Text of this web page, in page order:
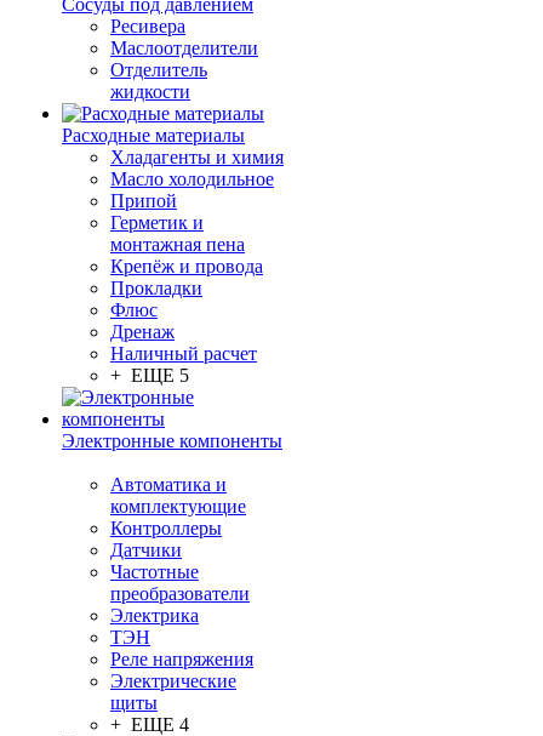
Сосуды под давлением
Ресивера
Маслоотделители
Отделитель
жидкости
Расходные материалы
Хладагенты и химия
Масло холодильное
Припой
Герметик и
монтажная пена
Крепёж и провода
Прокладки
Флюс
Дренаж
Наличный расчет
+ ЕЩЕ 5
Электронные компоненты
Автоматика и
комплектующие
Контроллеры
Датчики
Частотные
преобразователи
Электрика
ТЭН
Реле напряжения
Электрические
щиты
+ ЕЩЕ 4